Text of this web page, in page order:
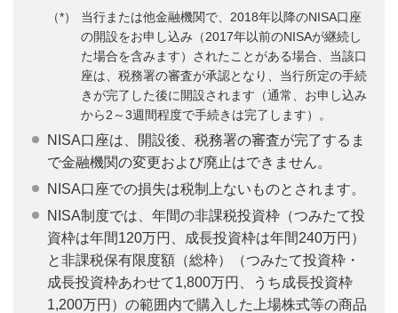
当行または他金融機関で、2018年以降のNISA口座
の開設をお申し込み（2017年以前のNISAが継続し
た場合を含みます）されたことがある場合、当該口
座は、税務署の審査が承認となり、当行所定の手続
きが完了した後に開設されます（通常、お申し込み
から2～3週間程度で手続きは完了します）。
NISA口座は、開設後、税務署の審査が完了するま
で金融機関の変更および廃止はできません。
NISA口座での損失は税制上ないものとされます。
NISA制度では、年間の非課税投資枠（つみたて投
資枠は年間120万円、成長投資枠は年間240万円）
と非課税保有限度額（総枠）（つみたて投資枠・
成長投資枠あわせて1,800万円、うち成長投資枠
1,200万円）の範囲内で購入した上場株式等の商品